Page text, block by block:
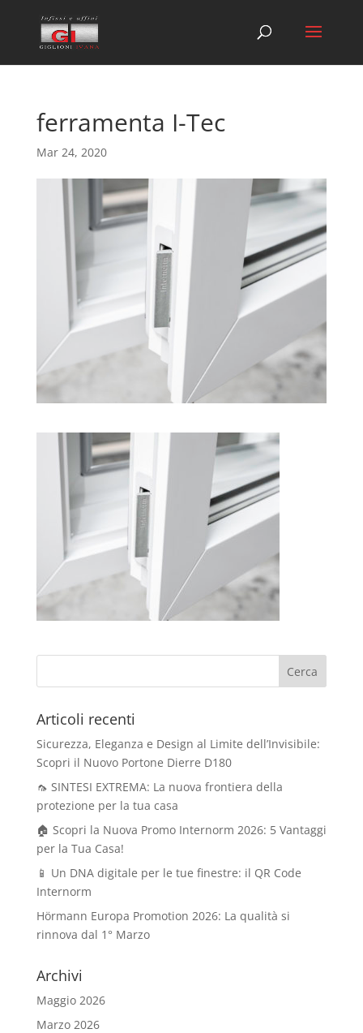
ferramenta I-Tec
Mar 24, 2020
Articoli recenti
Sicurezza, Eleganza e Design al Limite dell’Invisibile:
Scopri il Nuovo Portone Dierre D180
🦟 SINTESI EXTREMA: La nuova frontiera della
protezione per la tua casa
🏠 Scopri la Nuova Promo Internorm 2026: 5 Vantaggi
per la Tua Casa!
📱 Un DNA digitale per le tue finestre: il QR Code
Internorm
Hörmann Europa Promotion 2026: La qualità si
rinnova dal 1° Marzo
Archivi
Maggio 2026
Marzo 2026